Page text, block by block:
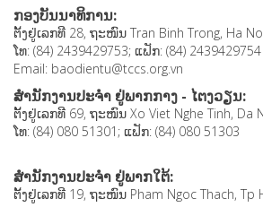
ກອງບັນນາທິການ:
ຕັ້ງຢູ່ເລກທີ 28, ຖະໜົນ Tran Binh Trong, Ha
ໂທ: (84) 2439429753; ແຟັກ: (84) 2439429754
Email: baodientu@tccs.org.vn
ສຳນັກງານປະຈຳ ຢູ່ພາກກາງ - ໄຕງວຽນ:
ຕັ້ງຢູ່ເລກທີ 69, ຖະໜົນ Xo Viet Nghe Tinh, Da
ໂທ: (84) 080 51301; ແຟັກ: (84) 080 51303
ສຳນັກງານປະຈຳ ຢູ່ພາກໃຕ້:
ຕັ້ງຢູ່ເລກທີ 19, ຖະໜົນ Pham Ngoc Thach, Tp